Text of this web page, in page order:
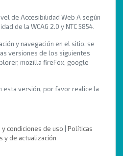
de Accesibilidad Web A según
de la WCAG 2.0 y NTC 5854.
y navegación en el sitio, se
versiones de los siguientes
mozilla fireFox, google
esta versión, por favor realice la
condiciones de uso
Políticas
y de actualización